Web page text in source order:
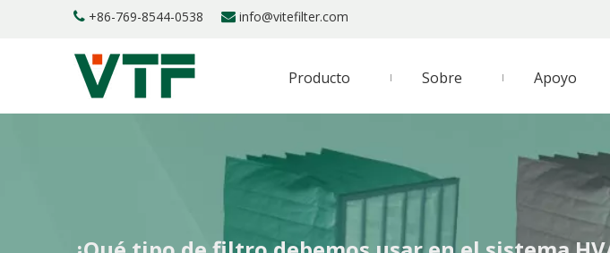
 +86-769-8544-0538  info@vitefilter.com
Producto Sobre Apoyo